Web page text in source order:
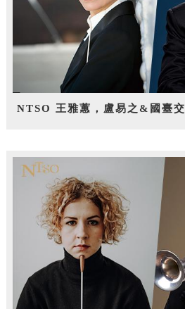
NTSO 王雅蕙，盧易之&國臺交